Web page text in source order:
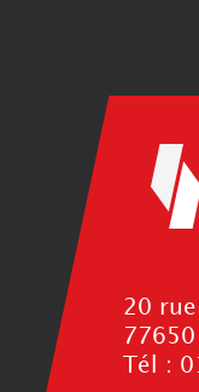
20
Tél :